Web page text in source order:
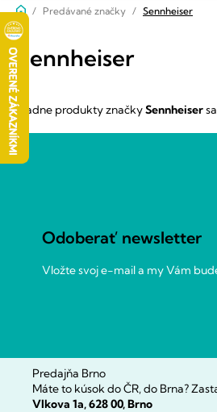
DomovPredávané značky Sennheiser
Sennheiser
Žiadne produkty značkySennheiser
Z
á
Odoberať newsletter
Vložte svoj e-mail a my Vám
Predajňa Brno
Máte to kúsok do ČR, do Brna?
Vlkova 1a, 628 00, Brno